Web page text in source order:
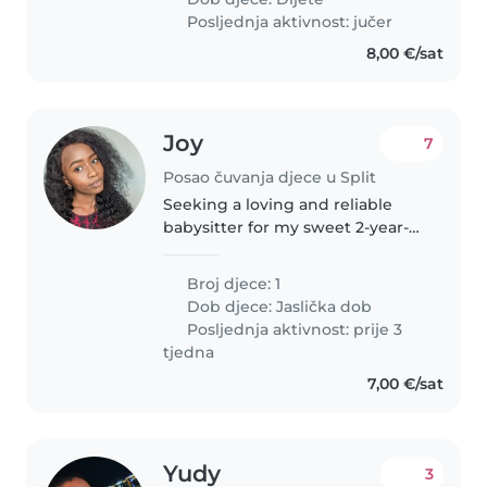
and four furry “supervisors” (our..
Posljednja aktivnost: jučer
8,00 €/sat
Joy
Posao čuvanja djece u Split
7
Seeking a loving and reliable
babysitter for my sweet 2-year-
I'm looking for someone to pick
her up from daycare around 2
PM and spend time with her..
Broj djece: 1
Dob djece:Jaslička dob
Posljednja aktivnost: prije 3
tjedna
7,00 €/sat
Yudy 3